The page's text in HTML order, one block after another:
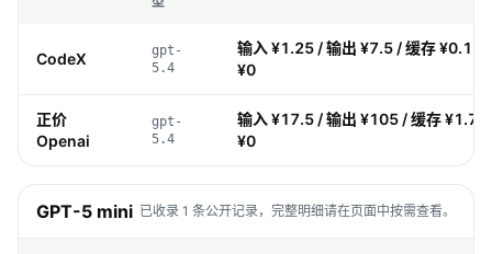
CodeX
gpt-
5.4
输入 ¥1.25 / 输出 ¥7.5 / 缓存
¥0
正价
Openai
gpt-
5.4
输入 ¥17.5 / 输出 ¥105 / 缓存 ¥1.75
¥0
GPT-5 mini 已收录 1 条公开记录，完整明细请在页面中按需查看。